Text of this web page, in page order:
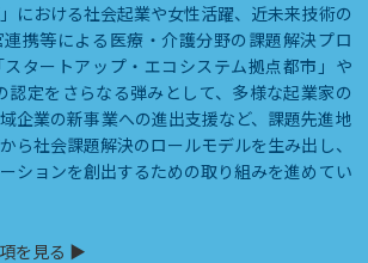
における社会起業や女性活躍、近未来技術の
携等による医療・介護分野の課題解決プロ
タートアップ・エコシステム拠点都市」や
認定をさらなる弾みとして、多様な起業家の
企業の新事業への進出支援など、課題先進地
ら社会課題解決のロールモデルを生み出し、
ションを創出するための取り組みを進めてい
を見る